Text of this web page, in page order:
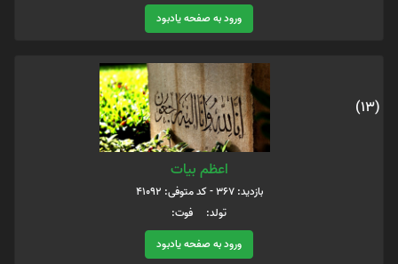
ورود به صفحه یادبود
(13)
اعظم بیات
بازدید: 367 - کد متوفی: 41092
تولد: فوت:
ورود به صفحه یادبود